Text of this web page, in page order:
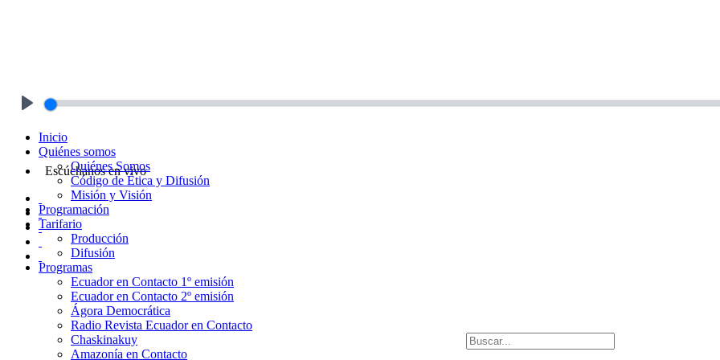
Escúchanos en vivo
Inicio
Quiénes somos
Quiénes Somos
Código de Ética y Difusión
Misión y Visión
Programación
Tarifario
Producción
Difusión
Programas
Ecuador en Contacto 1º emisión
Ecuador en Contacto 2º emisión
Ágora Democrática
Radio Revista Ecuador en Contacto
Chaskinakuy
Amazonía en Contacto